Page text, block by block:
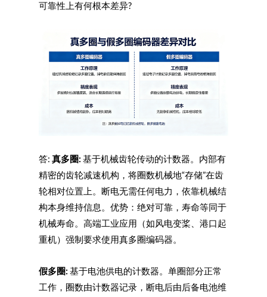
可靠性上有何根本差异?
答: 真多圈: 基于机械齿轮传动的计数器。内部有
精密的齿轮减速机构，将圈数机械地“存储”在齿
轮相对位置上。断电无需任何电力，依靠机械结
构本身维持信息。优势：绝对可靠，寿命等同于
机械寿命。高端工业应用（如风电变桨、港口起
重机）强制要求使用真多圈编码器。
假多圈: 基于电池供电的计数器。单圈部分正常
工作，圈数由计数器记录，断电后由后备电池维